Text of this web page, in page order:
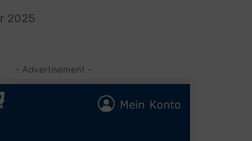
2025
- Advertisement -